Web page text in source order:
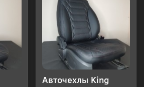
Авточехлы King